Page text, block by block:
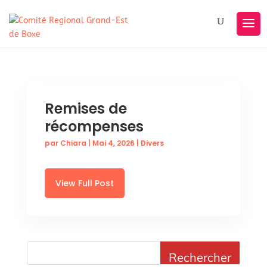
Remises de
récompenses
par Chiara Mai 4, 2026 Divers
View Full Post
Rechercher